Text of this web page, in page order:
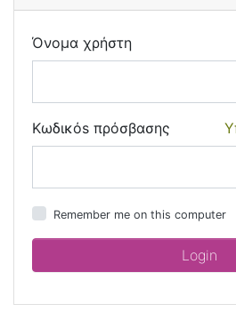
Όνομα χρήστη
Κωδικόs πρόσβασης
Remember me on this computer